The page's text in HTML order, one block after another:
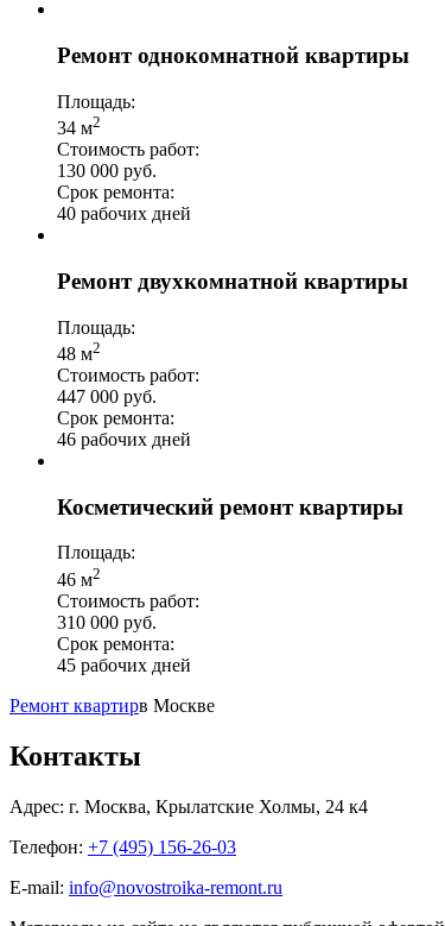
Ремонт однокомнатной квартиры
Площадь:
34 м2
Стоимость работ:
130 000 руб.
Срок ремонта:
40 рабочих дней
Ремонт двухкомнатной квартиры
Площадь:
48 м2
Стоимость работ:
447 000 руб.
Срок ремонта:
46 рабочих дней
Косметический ремонт квартиры
Площадь:
46 м2
Стоимость работ:
310 000 руб.
Срок ремонта:
45 рабочих дней
Ремонт квартирв Москве
Контакты
Адрес: г. Москва, Крылатские Холмы, 24 к4
Телефон: +7 (495) 156-26-03
E-mail: info@novostroika-remont.ru